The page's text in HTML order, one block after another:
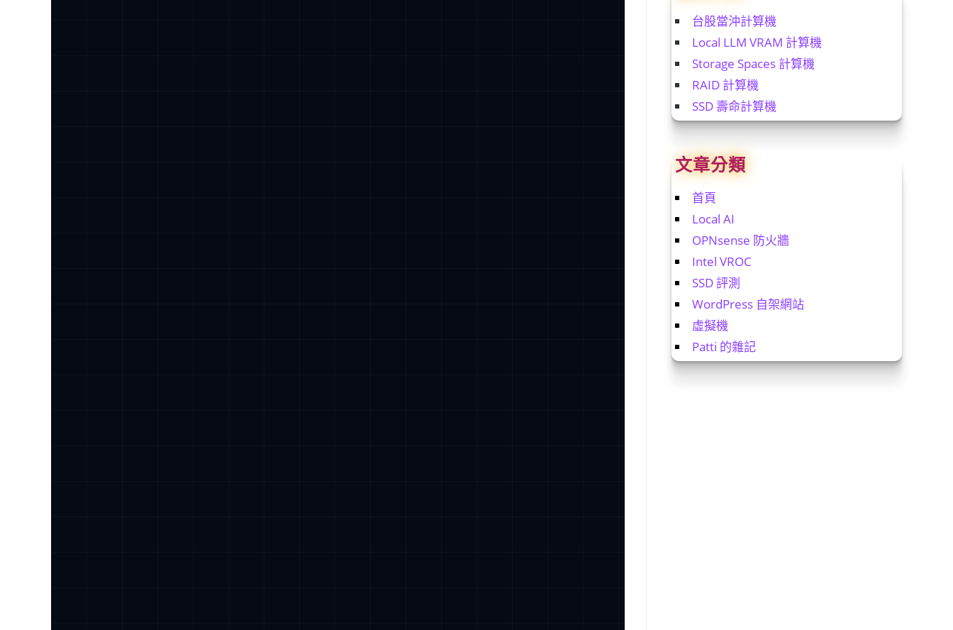
台股當沖計算機
Local LLM VRAM 計算機
Storage Spaces 計算機
RAID 計算機
SSD 壽命計算機
文章分類
首頁
Local AI
OPNsense 防火牆
Intel VROC
SSD 評測
WordPress 自架網站
虛擬機
Patti 的雜記